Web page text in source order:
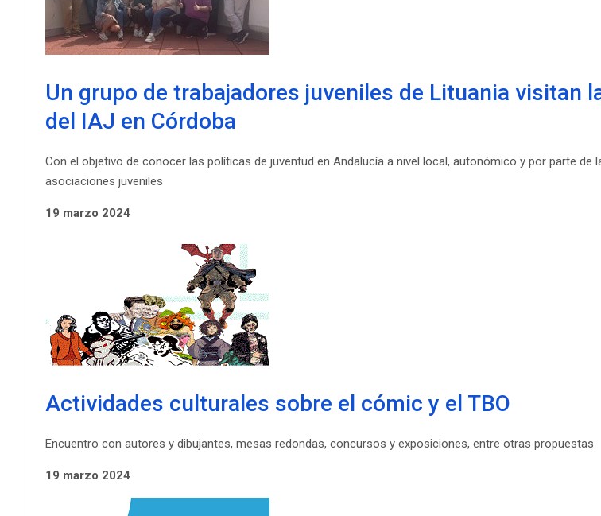
Un grupo de trabajadores juveniles de Lituania visitan
del IAJ en Córdoba
Con el objetivo de conocer las políticas de juventud en Andalucía a nivel local, autonómico y por parte de
asociaciones juveniles
19 marzo 2024
Actividades culturales sobre el cómic y el TBO
Encuentro con autores y dibujantes, mesas redondas, concursos y exposiciones, entre otras propuestas
19 marzo 2024